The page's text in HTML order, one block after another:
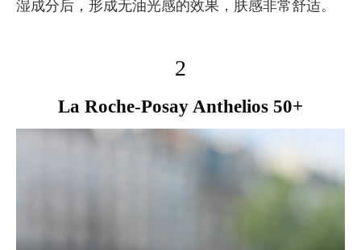
湿成分后，形成无油光感的效果，肤感非常舒适。
2
La Roche-Posay Anthelios 50+